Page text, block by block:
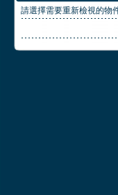
請選擇需要重新檢視的物